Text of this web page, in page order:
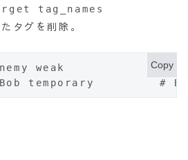
tag_names
タグを削除。
weak             # enemyタ
temporary         # Bob
Copy